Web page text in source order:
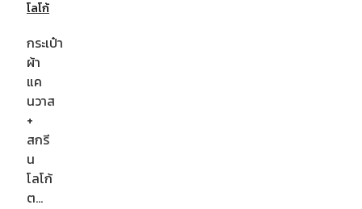
โลโก้
กระเป๋า
ผ้า
แค
นวาส
+
สกรี
น
โลโก้
ต…